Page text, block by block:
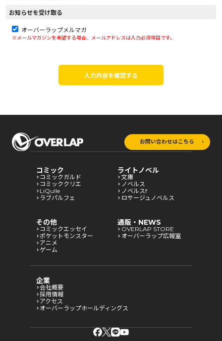
お知らせを受け取る
オーバーラップメルマガ
※メールマガジンを希望する場合、メールアドレスは入力必須項目です。
入力内容を確認する
お問い合わせはこちら
コミック
コミックガルド
コミッククリエ
LiQulle
ラブパルフェ
ライトノベル
文庫
ノベルス
ノベルスf
ロサージュノベルス
その他
コミックエッセイ
ポケットモンスター
アニメ
ゲーム
通販・NEWS
OVERLAP STORE
オーバーラップ広報室
企業
会社概要
採用情報
アクセス
オーバーラップホールディングス